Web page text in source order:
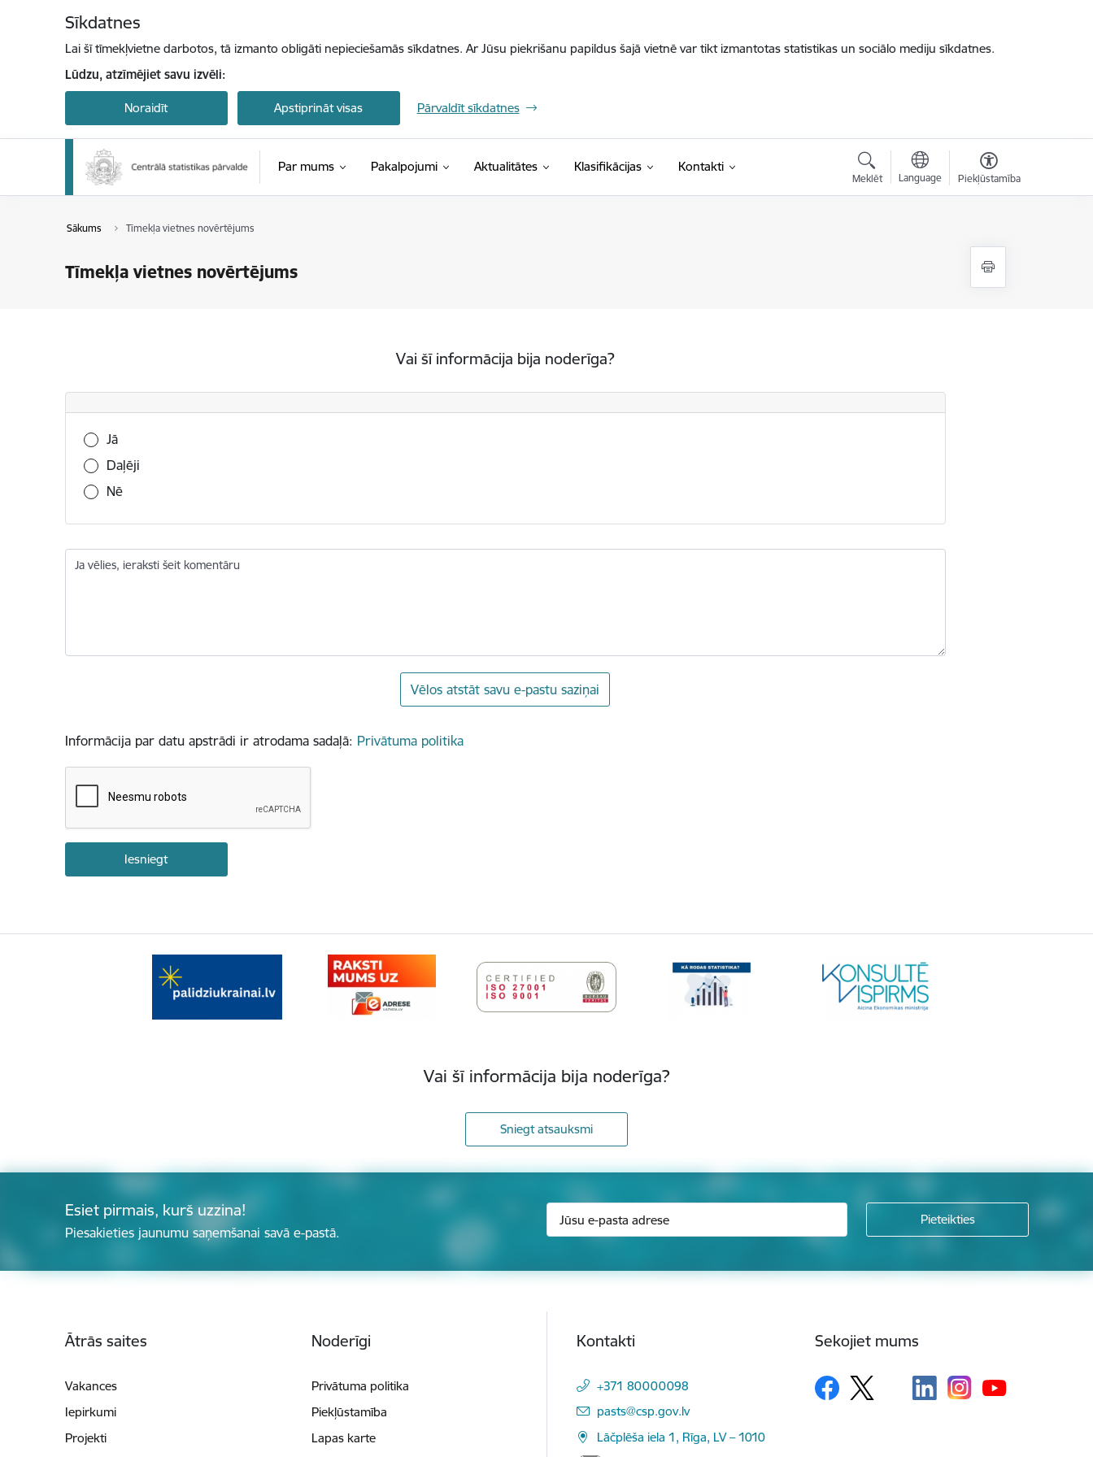
Sīkdatnes
Lai šī tīmekļvietne darbotos, tā izmanto obligāti nepieciešamās sīkdatnes. Ar Jūsu piekrišanu papildus šajā vietnē var tikt izmantotas statistikas un sociālo mediju sīkdatnes.
Lūdzu, atzīmējiet savu izvēli:
Noraidīt Apstiprināt visas Pārvaldīt sīkdatnes
Par mums Pakalpojumi Aktualitātes Klasifikācijas(Ārējā saite)
Kontakti
Meklēt Language Piekļūstamība
Sākums Tīmekļa vietnes novērtējums
Tīmekļa vietnes novērtējums
Vai šī informācija bija noderīga?
Vai šī informācija bija noderīga?
Jā
Daļēji
Nē
Ja vēlies, ieraksti šeit komentāru
Vēlos atstāt savu e-pastu saziņai
Informācija par datu apstrādi ir atrodama sadaļā: Privātuma politika
Vai šī informācija bija noderīga?
Sniegt atsauksmi
Esiet pirmais, kurš uzzina!
Piesakieties jaunumu saņemšanai savā e-pastā.
Ātrās saites
Vakances
Iepirkumi
Projekti
Noderīgi
Privātuma politika
Piekļūstamība
Lapas karte
Kontakti
+371 80000098
E-pasts:
pasts@csp.gov.lv
Lāčplēša iela 1, Rīga, LV – 1010
Sekojiet mums